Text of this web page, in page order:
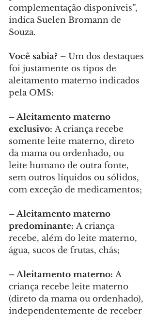
complementação disponíveis”,
indica Suelen Bromann de
Souza.
Você sabia? – Um dos destaques
foi justamente os tipos de
aleitamento materno indicados
pela OMS:
– Aleitamento materno
exclusivo: A criança recebe
somente leite materno, direto
da mama ou ordenhado, ou
leite humano de outra fonte,
sem outros líquidos ou sólidos,
com exceção de medicamentos;
– Aleitamento materno
predominante: A criança
recebe, além do leite materno,
água, sucos de frutas, chás;
– Aleitamento materno: A
criança recebe leite materno
(direto da mama ou ordenhado),
independentemente de receber